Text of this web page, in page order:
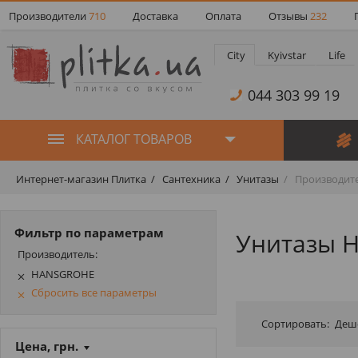
Производители 710 Доставка Оплата Отзывы 232
City Kyivstar Life
044 303 99 19
КАТАЛОГ ТОВАРОВ
Интернет-магазин Плитка Сантехника Унитазы
Фильтр по параметрам
Производитель:
HANSGROHE
Сбросить все параметры
Цена, грн.
Унитазы
Сортировать: